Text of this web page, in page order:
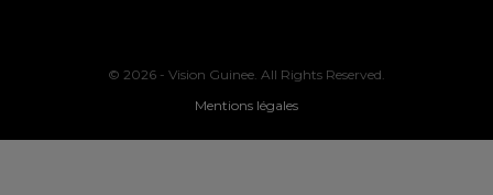
© 2026 - Vision Guinee. All Rights Reserved.
Mentions légales